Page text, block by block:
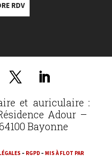
RDV
et auriculaire :
Adour –
Bayonne
– RGPD – MIS À FLOT PAR